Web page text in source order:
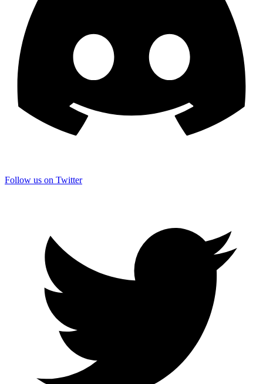
Follow us on Twitter